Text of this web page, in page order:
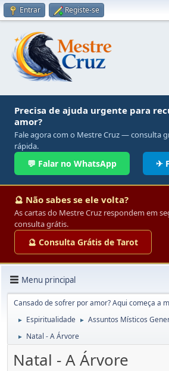
Entrar Registe-se
Precisa de ajuda urgente para
amor?
Fale agora com o Mestre Cruz — consulta
rápida.
💬 Falar no WhatsApp ✈
🔮 Não sabes se ele volta?
As cartas do Mestre Cruz respondem em
consulta grátis.
🔮 Consulta Grátis de Tarot
Menu principal
Cansado de sofrer por amor? Aqui começa a
► Espiritualidade ► Assuntos Místicos
► Natal - A Árvore
Natal - A Árvore